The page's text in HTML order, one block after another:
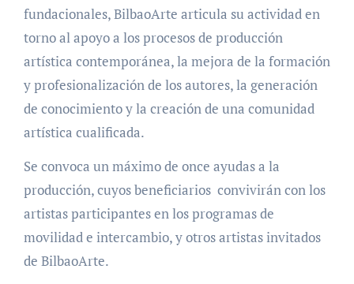
fundacionales, BilbaoArte articula su actividad en
torno al apoyo a los procesos de producción
artística contemporánea, la mejora de la formación
y profesionalización de los autores, la generación
de conocimiento y la creación de una comunidad
artística cualificada.
Se convoca un máximo de once ayudas a la
producción, cuyos beneficiarios convivirán con los
artistas participantes en los programas de
movilidad e intercambio, y otros artistas invitados
de BilbaoArte.